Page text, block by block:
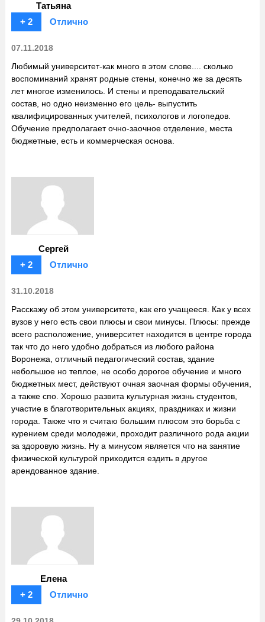
Татьяна
+ 2
Отлично
07.11.2018
Любимый университет-как много в этом слове.... сколько
воспоминаний хранят родные стены, конечно же за десять
лет многое изменилось. И стены и преподавательский
состав, но одно неизменно его цель- выпустить
квалифицированных учителей, психологов и логопедов.
Обучение предполагает очно-заочное отделение, места
бюджетные, есть и коммерческая основа.
Сергей
+ 2
Отлично
31.10.2018
Расскажу об этом университете, как его учащееся. Как у всех
вузов у него есть свои плюсы и свои минусы. Плюсы: прежде
всего расположение, университет находится в центре города
так что до него удобно добраться из любого района
Воронежа, отличный педагогический состав, здание
небольшое но теплое, не особо дорогое обучение и много
бюджетных мест, действуют очная заочная формы обучения,
а также спо. Хорошо развита культурная жизнь студентов,
участие в благотворительных акциях, праздниках и жизни
города. Также что я считаю большим плюсом это борьба с
курением среди молодежи, проходит различного рода акции
за здоровую жизнь. Ну а минусом является что на занятие
физической культурой приходится ездить в другое
арендованное здание.
Елена
+ 2
Отлично